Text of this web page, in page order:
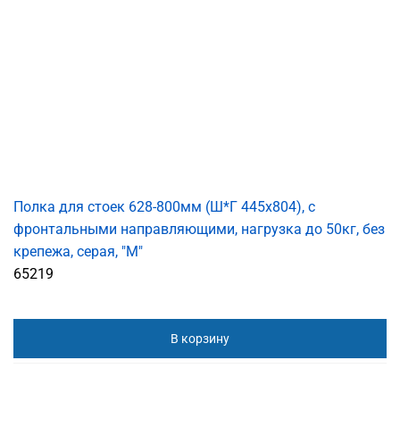
Полка для стоек 628-800мм (Ш*Г 445x804), с
фронтальными направляющими, нагрузка до 50кг, без
крепежа, серая, "М"
65219
В корзину